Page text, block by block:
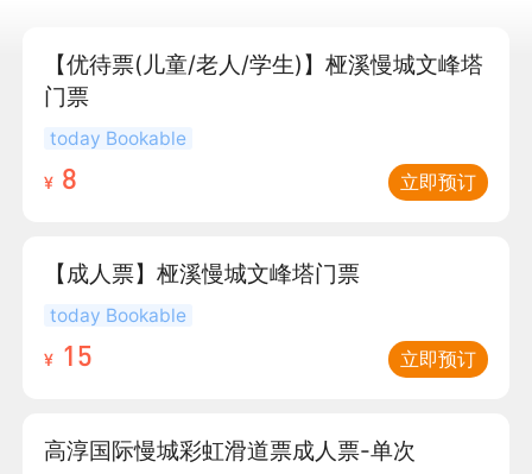
【优待票(儿童/老人/学生)】桠溪慢城文峰塔
门票
today Bookable
¥ 8 立即预订
【成人票】桠溪慢城文峰塔门票
today Bookable
¥ 15 立即预订
高淳国际慢城彩虹滑道票成人票-单次